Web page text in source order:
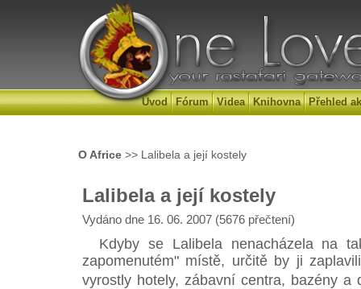
Úvod Fórum Videa Knihovna Přehled
O Africe >> Lalibela a její kostely
Lalibela a její kostely
Vydáno dne 16. 06. 2007 (5676 přečtení)
Kdyby se Lalibela nenacházela na
zapomenutém" místě, určitě by ji
vyrostly hotely, zábavní centra, bazény a